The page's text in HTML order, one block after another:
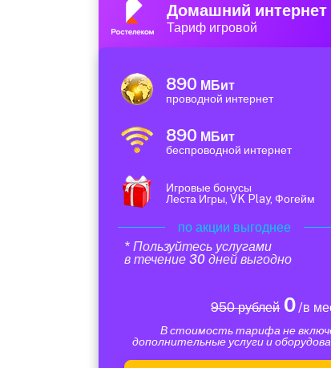
Домашний интернет
Тариф игровой
890 МБит
проводной интернет
890 МБит
беспроводной интернет
Игровые бонусы
Леста Игры, VK Play, Фогейм
по акции выгоднее
* Пользуйтесь услугами
в течение 30 дней выгодно
950 рублей0/в
В стоимость тарифа не
дополнительные услуги и